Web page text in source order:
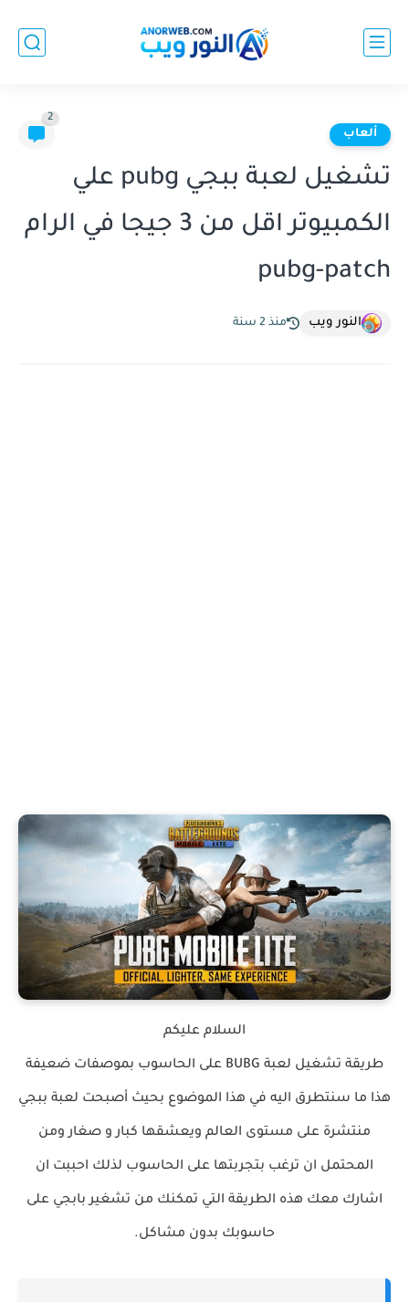
ألعاب
2
تشغيل لعبة ببجي pubg علي
الكمبيوتر اقل من 3 جيجا في الرام
pubg-patch
النور ويب منذ 2 سنة
السلام عليكم
طريقة تشغيل لعبة BUBG على الحاسوب بموصفات ضعيفة
هذا ما سنتطرق اليه في هذا الموضوع بحيث أصبحت لعبة ببجي
منتشرة على مستوى العالم ويعشقها كبار و صغار ومن
المحتمل ان ترغب بتجربتها على الحاسوب لذلك احببت ان
اشارك معك هذه الطريقة التي تمكنك من تشغير بابجي على
حاسوبك بدون مشاكل.